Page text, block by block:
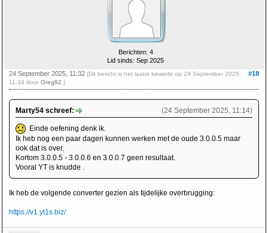
Berichten: 4
Lid sinds: Sep 2025
#18
24 September 2025, 11:32 (Dit bericht is het laatst bewerkt op 24 September 2025,
11:34 door Greg82 .)
(24 September 2025, 11:14)
Marty54 schreef:
Einde oefening denk ik.
Ik heb nog een paar dagen kunnen werken met de oude 3.0.0.5 maar
ook dat is over.
Kortom 3.0.0.5 - 3.0.0.6 en 3.0.0.7 geen resultaat.
Vooral YT is knudde .
Ik heb de volgende converter gezien als tijdelijke overbrugging:
https://v1.yt1s.biz/